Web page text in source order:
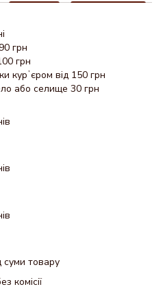
грн
грн
курʼєром від 150 грн
або селище 30 грн
суми товару
комісії